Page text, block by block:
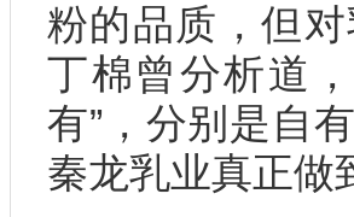
粉的品质，但
丁棉曾分析道
有”，分别是自
秦龙乳业真正做